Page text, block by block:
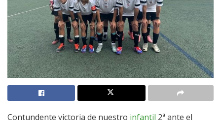
Contundente victoria de nuestro infantil 2ª ante el